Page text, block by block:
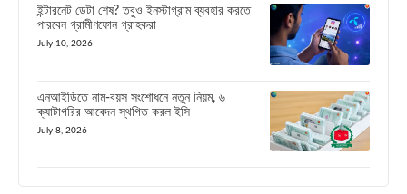
ইন্টারনেট ডেটা শেষ? তবুও ইনস্টাগ্রাম ব্যবহার করতে
পারবেন গ্রামীণফোন গ্রাহকরা
July 10, 2026
এনআইডিতে নাম-বয়স সংশোধনে নতুন নিয়ম, ৬
ক্যাটাগরির আবেদন স্থগিত করল ইসি
July 8, 2026